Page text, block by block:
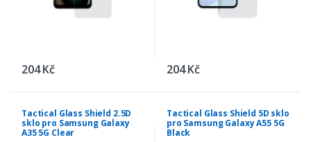
204 Kč 204 Kč
Tactical Glass Shield 2.5D
sklo pro Samsung Galaxy
A35 5G Clear
Tactical Glass Shield 5D sklo
pro Samsung Galaxy A55 5G
Black